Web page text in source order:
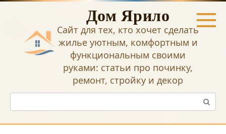
Перейти
Дом Ярило
Сайт для тех, кто хочет сделать
жилье уютным, комфортным и
функциональным своими
руками: статьи про починку,
ремонт, стройку и декор
Поиск: